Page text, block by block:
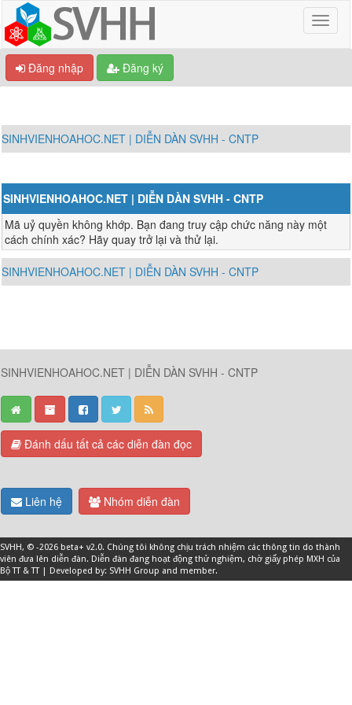
Đăng nhập Đăng ký
SINHVIENHOAHOC.NET | DIỄN DÀN SVHH - CNTP
SINHVIENHOAHOC.NET | DIỄN DÀN SVHH - CNTP
Mã uỷ quyền không khớp. Bạn đang truy cập chức năng này một
cách chính xác? Hãy quay trở lại và thử lại.
SINHVIENHOAHOC.NET | DIỄN DÀN SVHH - CNTP
SINHVIENHOAHOC.NET | DIỄN DÀN SVHH - CNTP
Đánh dấu tất cả các diễn đàn đọc
Liên hệ Nhóm diễn đàn
SVHH, © -2026 beta+ v2.0. Chúng tôi không chịu trách nhiệm các thông tin do thành
viên đưa lên diễn đàn. Diễn đàn đang hoạt động thử nghiệm, chờ giấy phép MXH của
Bộ TT & TT | Developed by: SVHH Group and member.